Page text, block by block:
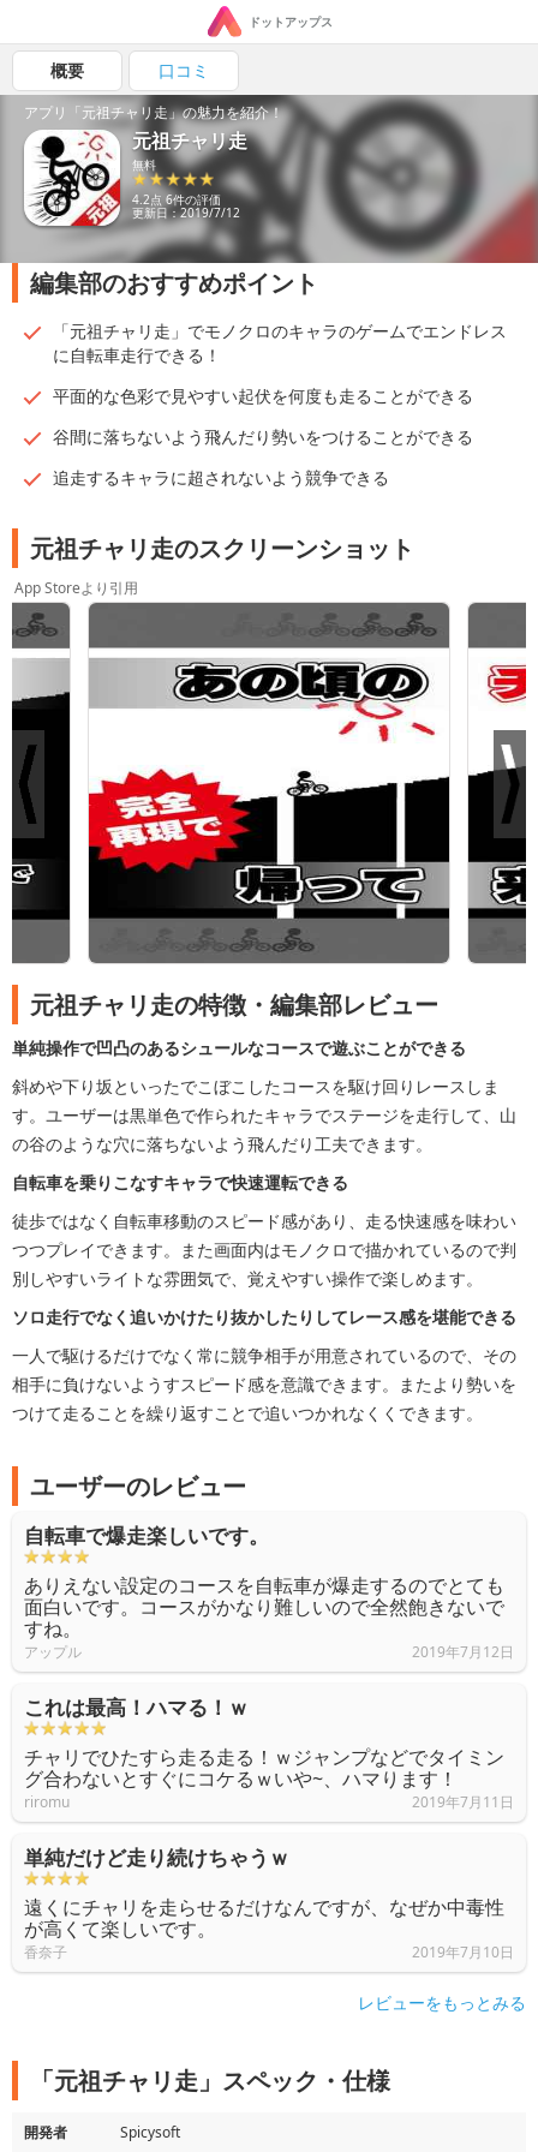
ドットアップス
概要 口コミ
アプリ「元祖チャリ走」の魅力を紹介！
元祖チャリ走
無料
4.2点 6件の評価
更新日：2019/7/12
編集部のおすすめポイント
「元祖チャリ走」でモノクロのキャラのゲームでエンドレス
に自転車走行できる！
平面的な色彩で見やすい起伏を何度も走ることができる
谷間に落ちないよう飛んだり勢いをつけることができる
追走するキャラに超されないよう競争できる
元祖チャリ走のスクリーンショット
App Storeより引用
元祖チャリ走の特徴・編集部レビュー
単純操作で凹凸のあるシュールなコースで遊ぶことができる
斜めや下り坂といったでこぼこしたコースを駆け回りレースしま
す。ユーザーは黒単色で作られたキャラでステージを走行して、山
の谷のような穴に落ちないよう飛んだり工夫できます。
自転車を乗りこなすキャラで快速運転できる
徒歩ではなく自転車移動のスピード感があり、走る快速感を味わい
つつプレイできます。また画面内はモノクロで描かれているので判
別しやすいライトな雰囲気で、覚えやすい操作で楽しめます。
ソロ走行でなく追いかけたり抜かしたりしてレース感を堪能できる
一人で駆けるだけでなく常に競争相手が用意されているので、その
相手に負けないようすスピード感を意識できます。またより勢いを
つけて走ることを繰り返すことで追いつかれなくくできます。
ユーザーのレビュー
自転車で爆走楽しいです。
ありえない設定のコースを自転車が爆走するのでとても
面白いです。コースがかなり難しいので全然飽きないで
すね。
アップル 2019年7月12日
これは最高！ハマる！ｗ
チャリでひたすら走る走る！ｗジャンプなどでタイミン
グ合わないとすぐにコケるｗいや~、ハマります！
riromu 2019年7月11日
単純だけど走り続けちゃうｗ
遠くにチャリを走らせるだけなんですが、なぜか中毒性
が高くて楽しいです。
香奈子 2019年7月10日
レビューをもっとみる
「元祖チャリ走」スペック・仕様
開発者 Spicysoft